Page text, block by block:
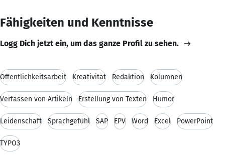
Fähigkeiten und Kenntnisse
Logg Dich jetzt ein, um das ganze Profil zu sehen.
Öffentlichkeitsarbeit Kreativität Redaktion Kolumnen
Verfassen von Artikeln Erstellung von Texten Humor
Leidenschaft Sprachgefühl SAP EPV Word Excel PowerPoint
TYPO3